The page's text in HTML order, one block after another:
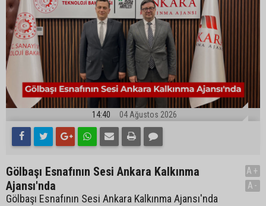
14:40 04 Ağustos 2026
Gölbaşı Esnafının Sesi Ankara Kalkınma
Ajansı'nda
Gölbaşı Esnafının Sesi Ankara Kalkınma Ajansı'nda
A+
A-